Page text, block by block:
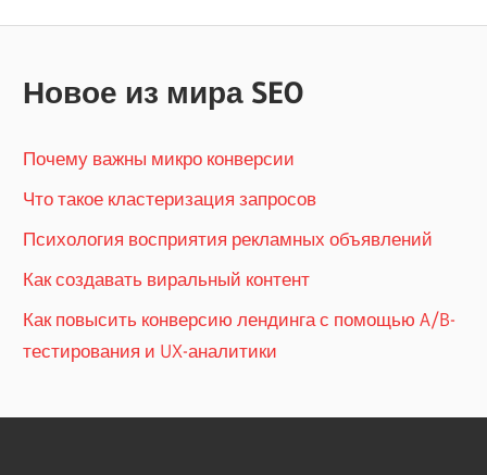
Новое из мира SEO
Почему важны микро конверсии
Что такое кластеризация запросов
Психология восприятия рекламных объявлений
Как создавать виральный контент
Как повысить конверсию лендинга с помощью A/B-
тестирования и UX-аналитики